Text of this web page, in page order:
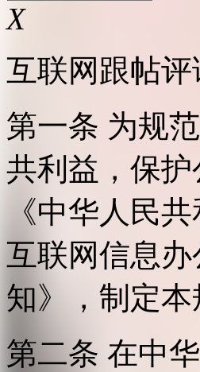
X
互联网跟帖
第一条 为规
共利益，保
《中华人民
互联网信息
知》，制定本
第二条 在中